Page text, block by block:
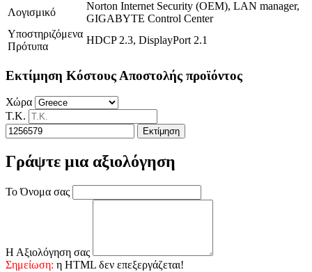
Λογισμικό
Norton Internet Security (OEM), LAN manager,
GIGABYTE Control Center
Υποστηριζόμενα
Πρότυπα
HDCP 2.3, DisplayPort 2.1
Εκτίμηση Κόστους Αποστολής προϊόντος
Χώρα
Τ.Κ.
Εκτίμηση
Γράψτε μια αξιολόγηση
Το Όνομα σας
Η Αξιολόγηση σας
Σημείωση: η HTML δεν επεξεργάζεται!